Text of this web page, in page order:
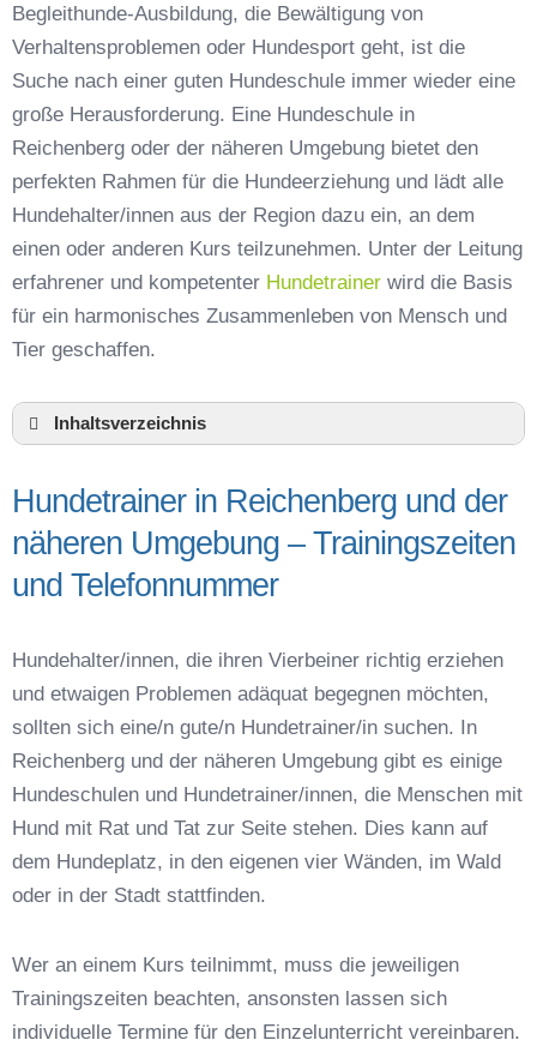
Begleithunde-Ausbildung, die Bewältigung von
Verhaltensproblemen oder Hundesport geht, ist die
Suche nach einer guten Hundeschule immer wieder eine
große Herausforderung. Eine Hundeschule in
Reichenberg oder der näheren Umgebung bietet den
perfekten Rahmen für die Hundeerziehung und lädt alle
Hundehalter/innen aus der Region dazu ein, an dem
einen oder anderen Kurs teilzunehmen. Unter der Leitung
erfahrener und kompetenter Hundetrainer wird die Basis
für ein harmonisches Zusammenleben von Mensch und
Tier geschaffen.
Inhaltsverzeichnis
Hundetrainer in Reichenberg und der näheren
Telefonnummer
Das macht einen guten Hundetrainer aus
Hundetrainer Ausbildung in Reichenberg oder
online
Hundezubehör für das Training und
Hundespielzeug zur Beschäftigung
Preisvergleich der Hundeschulen in
Reichenberg
Hundeschulen vs. Hundesportvereine in
Reichenberg
Darum lohnt sich der Besuch einer
Hundeschule
Hundetrainer in Reichenberg und der
näheren Umgebung – Trainingszeiten
und Telefonnummer
Hundehalter/innen, die ihren Vierbeiner richtig erziehen
und etwaigen Problemen adäquat begegnen möchten,
sollten sich eine/n gute/n Hundetrainer/in suchen. In
Reichenberg und der näheren Umgebung gibt es einige
Hundeschulen und Hundetrainer/innen, die Menschen mit
Hund mit Rat und Tat zur Seite stehen. Dies kann auf
dem Hundeplatz, in den eigenen vier Wänden, im Wald
oder in der Stadt stattfinden.
Wer an einem Kurs teilnimmt, muss die jeweiligen
Trainingszeiten beachten, ansonsten lassen sich
individuelle Termine für den Einzelunterricht vereinbaren.